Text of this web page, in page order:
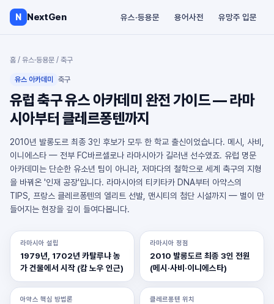
N NextGen 유스·등용문 용어사전 유망주 입문
홈 / 유스·등용문 / 축구
유스 아카데미 축구
유럽 축구 유스 아카데미 완전 가이드 — 라마
시아부터 클레르퐁텐까지
2010년 발롱도르 최종 3인 후보가 모두 한 학교 출신이었습니다. 메시, 사비,
이니에스타 — 전부 FC바르셀로나 라마시아가 길러낸 선수였죠. 유럽 명문
아카데미는 단순한 유소년 팀이 아니라, 저마다의 철학으로 세계 축구의 지형
을 바꿔온 '인재 공장'입니다. 라마시아의 티키타카 DNA부터 아약스의
TIPS, 프랑스 클레르퐁텐의 엘리트 선발, 맨시티의 첨단 시설까지 — 별이 만
들어지는 현장을 깊이 들여다봅니다.
라마시아 설립
1979년, 1702년 카탈루냐 농
가 건물에서 시작 (캄 노우 인근)
라마시아 정점
2010 발롱도르 최종 3인 전원
(메시·사비·이니에스타)
아약스 핵심 방법론 클레르퐁텐 위치